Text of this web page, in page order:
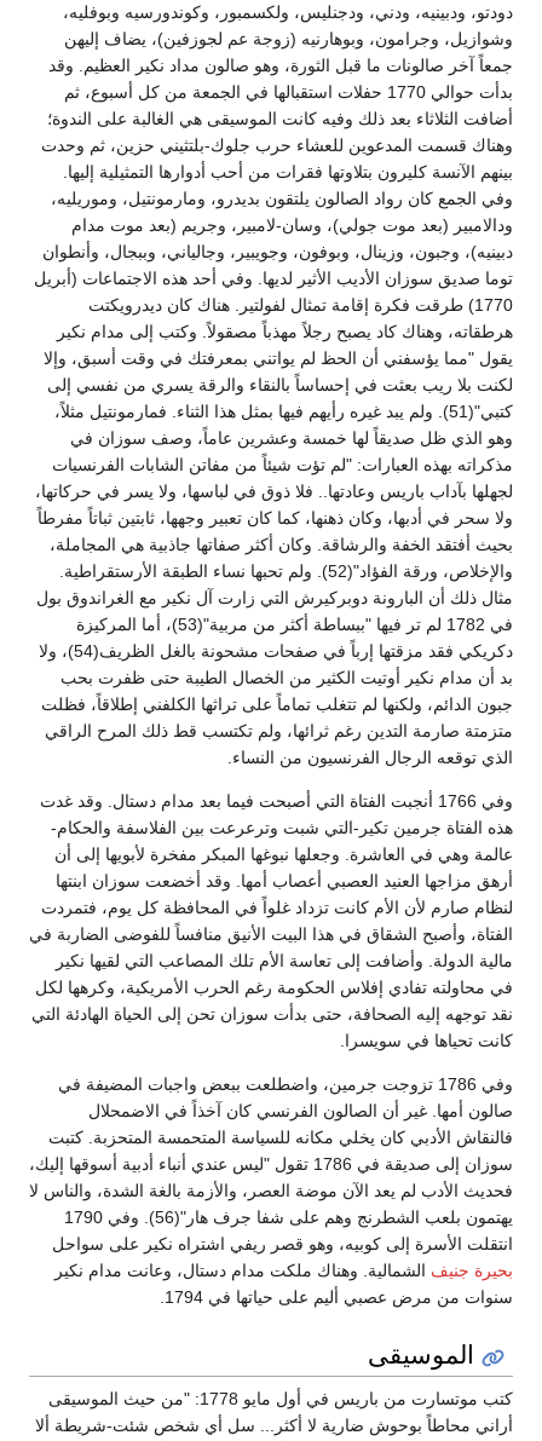
دودتو، ودبينيه، ودني، ودجنليس، ولكسمبور، وكوندورسيه وبوفليه،
وشوازيل، وجرامون، وبوهارنيه (زوجة عم لجوزفين)، يضاف إليهن
جمعاً آخر صالونات ما قبل الثورة، وهو صالون مداد نكير العظيم. وقد
بدأت حوالي 1770 حفلات استقبالها في الجمعة من كل أسبوع، ثم
أضافت الثلاثاء بعد ذلك وفيه كانت الموسيقى هي الغالبة على الندوة؛
وهناك قسمت المدعوين للعشاء حرب جلوك-بلتثيني حزين، ثم وحدت
بينهم الآنسة كليرون بتلاوتها فقرات من أحب أدوارها التمثيلية إليها.
وفي الجمع كان رواد الصالون يلتقون بديدرو، ومارمونتيل، وموريليه،
ودالامبير (بعد موت جولي)، وسان-لامبير، وجريم (بعد موت مدام
دبينيه)، وجبون، وزينال، وبوفون، وجويبير، وجالياني، وببجال، وأنطوان
توما صديق سوزان الأديب الأثير لديها. وفي أحد هذه الاجتماعات (أبريل
1770) طرقت فكرة إقامة تمثال لفولتير. هناك كان ديدرويكتت
هرطقاته، وهناك كاد يصبح رجلاً مهذباً مصقولاً. وكتب إلى مدام نكير
يقول "مما يؤسفني أن الحظ لم يواتني بمعرفتك في وقت أسبق، وإلا
لكنت بلا ريب بعثت في إحساساً بالنقاء والرقة يسري من نفسي إلى
كتبي"(51). ولم يبد غيره رأيهم فيها بمثل هذا الثناء. فمارمونتيل مثلاً،
وهو الذي ظل صديقاً لها خمسة وعشرين عاماً، وصف سوزان في
مذكراته بهذه العبارات: "لم تؤت شيئاً من مفاتن الشابات الفرنسيات
لجهلها بآداب باريس وعادتها.. فلا ذوق في لباسها، ولا يسر في حركاتها،
ولا سحر في أدبها، وكان ذهنها، كما كان تعبير وجهها، ثابتين ثباتاً مفرطاً
بحيث أفتقد الخفة والرشاقة. وكان أكثر صفاتها جاذبية هي المجاملة،
والإخلاص، ورقة الفؤاد"(52). ولم تحبها نساء الطبقة الأرستقراطية.
مثال ذلك أن البارونة دوبركيرش التي زارت آل نكير مع الغراندوق بول
في 1782 لم تر فيها "ببساطة أكثر من مربية"(53)، أما المركيزة
دكريكي فقد مزقتها إرباً في صفحات مشحونة بالغل الظريف(54)، ولا
بد أن مدام نكير أوتيت الكثير من الخصال الطيبة حتى ظفرت بحب
جبون الدائم، ولكنها لم تتغلب تماماً على تراثها الكلفني إطلاقاً، فظلت
متزمتة صارمة التدين رغم ثرائها، ولم تكتسب قط ذلك المرح الراقي
الذي توقعه الرجال الفرنسيون من النساء.
وفي 1766 أنجبت الفتاة التي أصبحت فيما بعد مدام دستال. وقد غدت
هذه الفتاة جرمين تكير-التي شبت وترعرعت بين الفلاسفة والحكام-
عالمة وهي في العاشرة. وجعلها نبوغها المبكر مفخرة لأبويها إلى أن
أرهق مزاجها العنيد العصبي أعصاب أمها. وقد أخضعت سوزان ابنتها
لنظام صارم لأن الأم كانت تزداد غلواً في المحافظة كل يوم، فتمردت
الفتاة، وأصبح الشقاق في هذا البيت الأنيق منافساً للفوضى الضاربة في
مالية الدولة. وأضافت إلى تعاسة الأم تلك المصاعب التي لقيها نكير
في محاولته تفادي إفلاس الحكومة رغم الحرب الأمريكية، وكرهها لكل
نقد توجهه إليه الصحافة، حتى بدأت سوزان تحن إلى الحياة الهادئة التي
كانت تحياها في سويسرا.
وفي 1786 تزوجت جرمين، واضطلعت ببعض واجبات المضيفة في
صالون أمها. غير أن الصالون الفرنسي كان آخذاً في الاضمحلال
فالنقاش الأدبي كان يخلي مكانه للسياسة المتحمسة المتحزبة. كتبت
سوزان إلى صديقة في 1786 تقول "ليس عندي أنباء أدبية أسوقها إليك،
فحديث الأدب لم يعد الآن موضة العصر، والأزمة بالغة الشدة، والناس لا
يهتمون بلعب الشطرنج وهم على شفا جرف هار"(56). وفي 1790
انتقلت الأسرة إلى كوبيه، وهو قصر ريفي اشتراه نكير على سواحل
بحيرة جنيف الشمالية. وهناك ملكت مدام دستال، وعانت مدام نكير
سنوات من مرض عصبي أليم على حياتها في 1794.
الموسيقى
كتب موتسارت من باريس في أول مايو 1778: "من حيث الموسيقى
أراني محاطاً بوحوش ضارية لا أكثر... سل أي شخص شئت-شريطة ألا